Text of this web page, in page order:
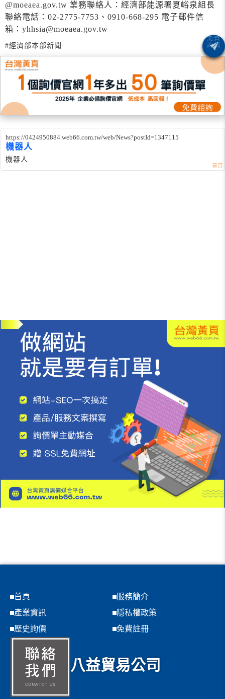
@moeaea.gov.tw 業務聯絡人：經濟部能源署夏峪泉組長
聯絡電話：02-2775-7753、0910-668-295 電子郵件信
箱：yhhsia@moeaea.gov.tw
#經濟部本部新聞
https://0424950884.web66.com.tw/web/News?postId=1347115
機器人
機器人
首頁
服務簡介
產業資訊
隱私權政策
歷史詢價
免費註冊
八益貿易公司